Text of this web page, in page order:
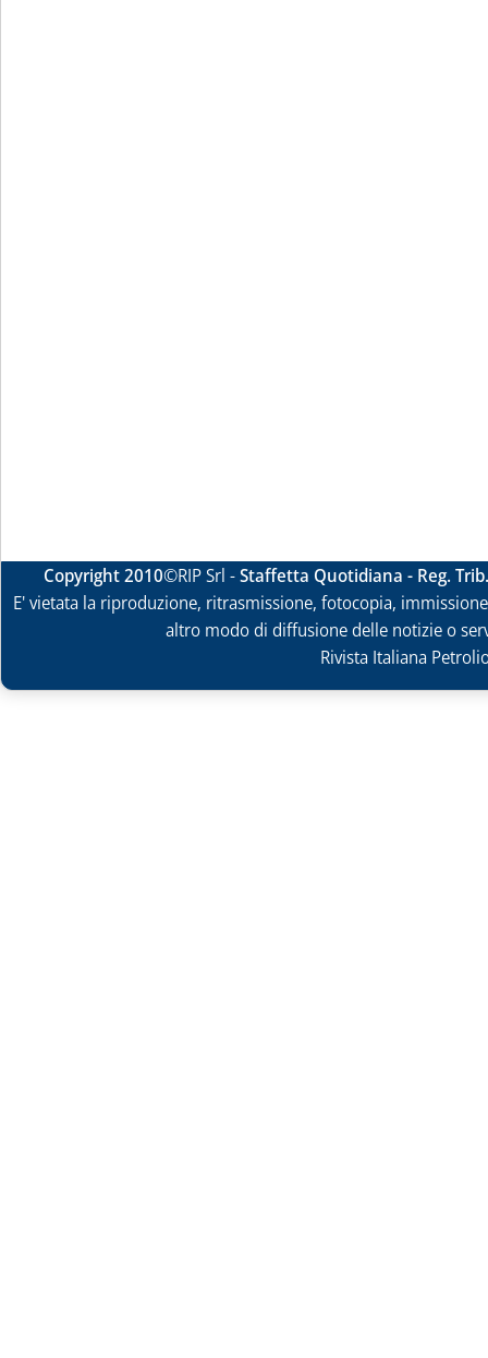
Copyright 2010©RIP Srl -Staffetta Quotidiana - Reg.
E' vietata la riproduzione, ritrasmissione, fotocopia,
altro modo di diffusione delle notizie o
Rivista Italiana